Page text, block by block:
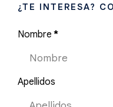
¿TE INTERESA?
Nombre *
Apellidos